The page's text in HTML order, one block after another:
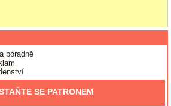
poradně
SE PATRONEM